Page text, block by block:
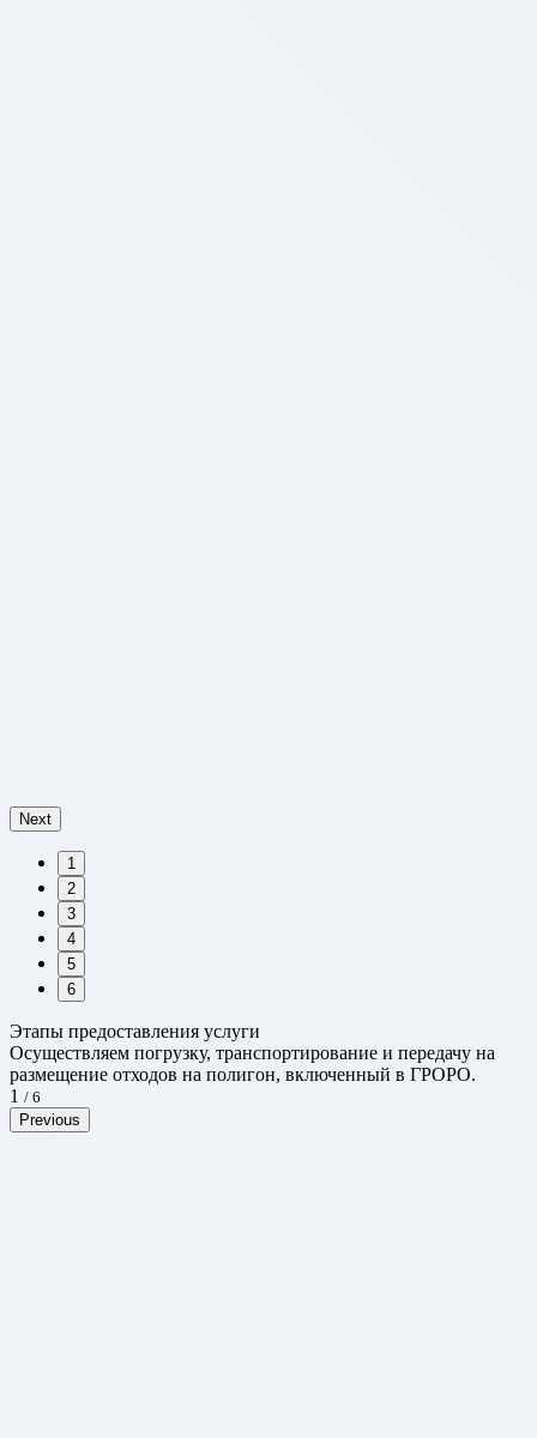
Next
1
2
3
4
5
6
Этапы предоставления услуги
Осуществляем погрузку, транспортирование и передачу на
размещение отходов на полигон, включенный в ГРОРО.
1 / 6
Previous